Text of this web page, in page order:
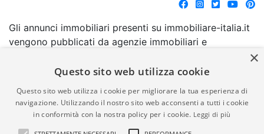
Gli annunci immobiliari presenti su immobiliare-italia.it
vengono pubblicati da agenzie immobiliari e
comporta l'approvazione o l'avallo da parte di
garanzia da parte di quest'ultima. immobiliare-italia.it
quindi non è responsabile della veridicità, della
correttezza, della completezza, della normativa in
×
Questo sito web utilizza cookie
Questo sito web utilizza i cookie per migliorare la tua esperienza di
navigazione. Utilizzando il nostro sito web acconsenti a tutti i cookie
in conformità con la nostra policy per i cookie. Leggi di più